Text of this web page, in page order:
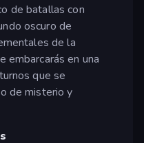
de batallas con
oscuro de
de la
embarcarás en una
que se
de misterio y